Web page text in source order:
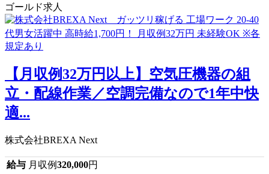
ゴールド求人
【月収例32万円以上】空気圧機器の組
立・配線作業／空調完備なので1年中快
適...
株式会社BREXA Next
給与 月収例320,000円